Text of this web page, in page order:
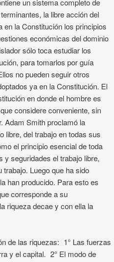
un sistema completo de
la libre acción del
en la Constitución los principios
económicas del dominio
sólo toca estudiar los
para tomarlos por guía
no pueden seguir otros
ya en la Constitución. El
en donde el hombre es
considere conveniente, sin
Adam Smith proclamó la
libre, del trabajo en todas sus
el principio esencial de toda
y seguridades el trabajo libre,
Luego que ha sido
han producido. Para esto es
corresponde a su
riqueza decae y con ella la
de las riquezas: 1° Las fuerzas
y el capital. 2° El modo de